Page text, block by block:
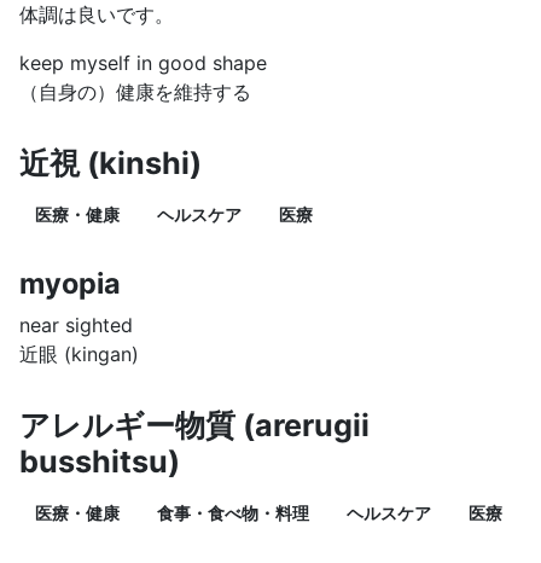
体調は良いです。
keep myself in good shape
（自身の）健康を維持する
近視 (kinshi)
医療・健康 ヘルスケア 医療
myopia
near sighted
近眼 (kingan)
アレルギー物質 (arerugii
busshitsu)
医療・健康 食事・食べ物・料理 ヘルスケア 医療